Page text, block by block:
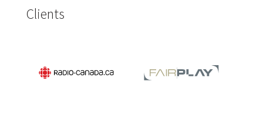
Clients